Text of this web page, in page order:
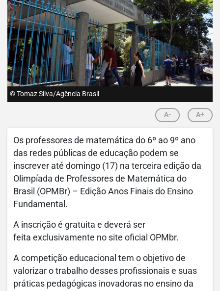
© Tomaz Silva/Agência Brasil
A- A+
Os professores de matemática do 6º ao 9º ano
das redes públicas de educação podem se
inscrever até domingo (17) na terceira edição da
Olimpíada de Professores de Matemática do
Brasil (OPMBr) – Edição Anos Finais do Ensino
Fundamental.
A inscrição é gratuita e deverá ser
feita exclusivamente no site oficial OPMbr.
A competição educacional tem o objetivo de
valorizar o trabalho desses profissionais e suas
práticas pedagógicas inovadoras no ensino da